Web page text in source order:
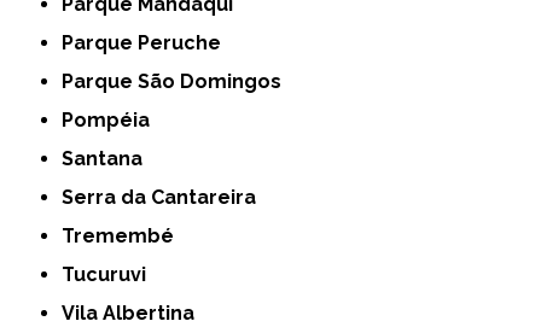
Parque Peruche
Parque São Domingos
Pompéia
Santana
Serra da Cantareira
Tremembé
Tucuruvi
Vila Albertina